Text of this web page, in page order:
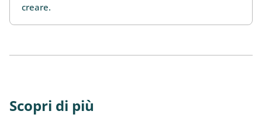
creare.
Scopri di più